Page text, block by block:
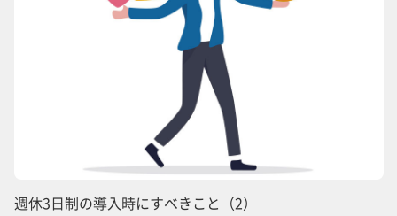
週休3日制の導入時にすべきこと（2）